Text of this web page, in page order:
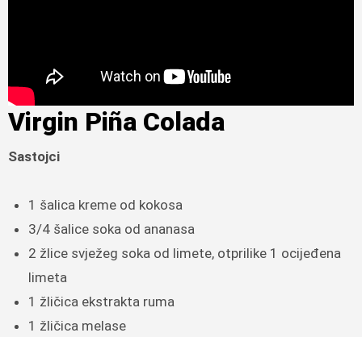
Virgin Piña Colada
Sastojci
1 šalica kreme od kokosa
3/4 šalice soka od ananasa
2 žlice svježeg soka od limete, otprilike 1 ocijeđena
limeta
1 žličica ekstrakta ruma
1 žličica melase